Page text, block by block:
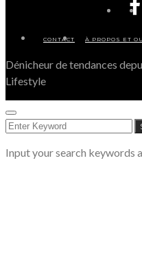
CONTACT À PROPOS ET
Dénicheur de tendances
Lifestyle
SEARCH
FOR:
Input your search keywords